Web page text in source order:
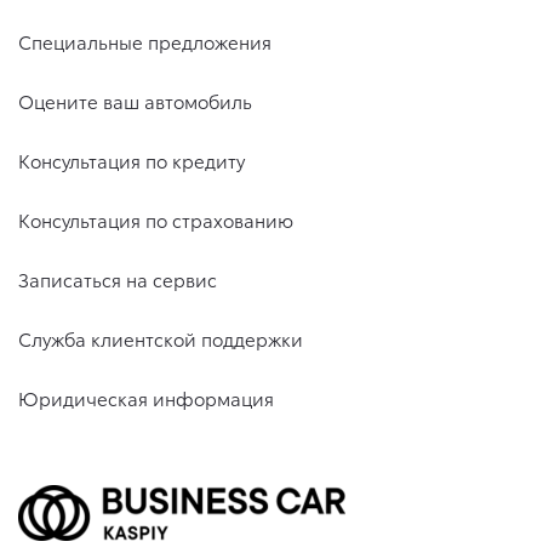
Специальные предложения
Оцените ваш автомобиль
Консультация по кредиту
Консультация по страхованию
Записаться на сервис
Служба клиентской поддержки
Юридическая информация